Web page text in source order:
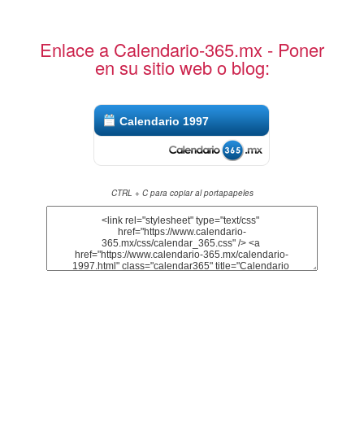
Enlace a Calendario-365.mx - Poner
en su sitio web o blog:
Calendario 1997
CTRL + C para copiar al portapapeles